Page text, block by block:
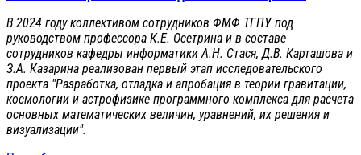
В 2024 году коллективом сотрудников ФМФ ТГПУ под
руководством профессора К.Е. Осетрина и в составе
сотрудников кафедры информатики А.Н. Стася, Д.В. Карташова и
З.А. Казарина реализован первый этап исследовательского
проекта "Разработка, отладка и апробация в теории гравитации,
космологии и астрофизике программного комплекса для расчета
основных математических величин, уравнений, их решения и
визуализации".